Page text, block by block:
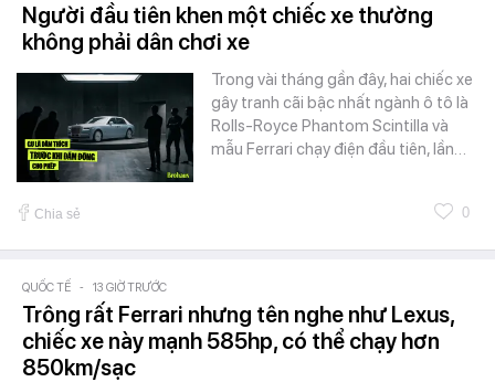
Người đầu tiên khen một chiếc xe thường
không phải dân chơi xe
Trong vài tháng gần đây, hai chiếc xe
gây tranh cãi bậc nhất ngành ô tô là
Rolls-Royce Phantom Scintilla và
mẫu Ferrari chạy điện đầu tiên, lần…
Chia sẻ 0
QUỐC TẾ - 13 GIỜ TRƯỚC
Trông rất Ferrari nhưng tên nghe như Lexus,
chiếc xe này mạnh 585hp, có thể chạy hơn
850km/sạc